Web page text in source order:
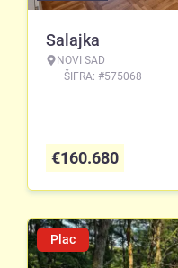
Salajka
NOVI SAD
ŠIFRA: #575068
€160.680
Plac